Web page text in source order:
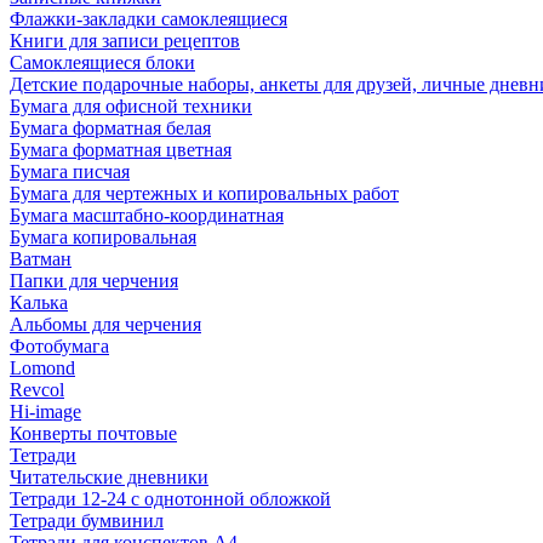
Флажки-закладки самоклеящиеся
Книги для записи рецептов
Самоклеящиеся блоки
Детские подарочные наборы, анкеты для друзей, личные
Бумага для офисной техники
Бумага форматная белая
Бумага форматная цветная
Бумага писчая
Бумага для чертежных и копировальных работ
Бумага масштабно-координатная
Бумага копировальная
Ватман
Папки для черчения
Калька
Альбомы для черчения
Фотобумага
Lomond
Revcol
Hi-image
Конверты почтовые
Тетради
Читательские дневники
Тетради 12-24 с однотонной обложкой
Тетради бумвинил